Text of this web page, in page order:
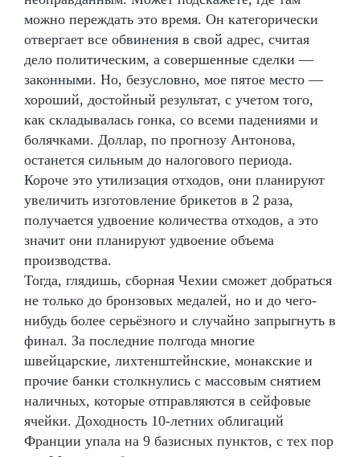
можно переждать это время. Он категорически
отвергает все обвинения в свой адрес, считая
дело политическим, а совершенные сделки —
законными. Но, безусловно, мое пятое место —
хороший, достойный результат, с учетом того,
как складывалась гонка, со всеми падениями и
болячками. Доллар, по прогнозу Антонова,
останется сильным до налогового периода.
Короче это утилизация отходов, они планируют
увеличить изготовление брикетов в 2 раза,
получается удвоение количества отходов, а это
значит они планируют удвоение объема
производства.
Тогда, глядишь, сборная Чехии сможет добраться
не только до бронзовых медалей, но и до чего-
нибудь более серьёзного и случайно запрыгнуть в
финал. За последние полгода многие
швейцарские, лихтенштейнские, монакские и
прочие банки столкнулись с массовым снятием
наличных, которые отправляются в сейфовые
ячейки. Доходность 10-летних облигаций
Франции упала на 9 базисных пунктов, с тех пор